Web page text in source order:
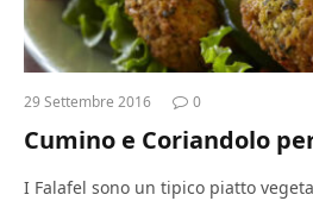
29 Settembre 2016 0
Cumino e Coriandolo
I Falafel sono un tipico piatto